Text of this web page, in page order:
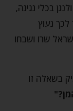
בכלי נגינה,
נעוץ
שרו ושבחו
בשאלה זו